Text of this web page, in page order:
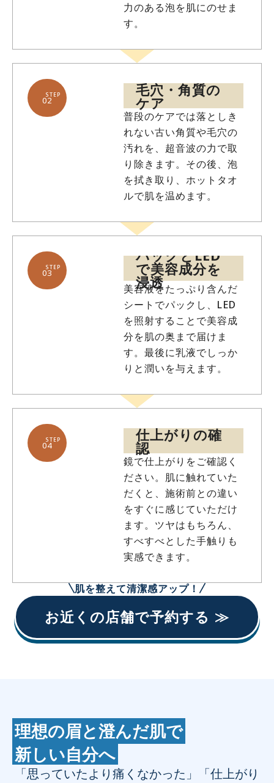
力のある泡を肌にのせま
す。
毛穴・角質の
ケア
普段のケアでは落としき
れない古い角質や毛穴の
汚れを、超音波の力で取
り除きます。その後、泡
を拭き取り、ホットタオ
ルで肌を温めます。
STEP
02
パックとLED
で美容成分を
浸透
美容液をたっぷり含んだ
シートでパックし、LED
を照射することで美容成
分を肌の奥まで届けま
す。最後に乳液でしっか
りと潤いを与えます。
STEP
03
仕上がりの確
認
鏡で仕上がりをご確認く
ださい。肌に触れていた
だくと、施術前との違い
をすぐに感じていただけ
ます。ツヤはもちろん、
すべすべとした手触りも
実感できます。
STEP
04
肌を整えて清潔感アップ！
お近くの店舗で予約する ≫
理想の眉と澄んだ肌で
新しい自分へ
「思っていたより痛くなかった」「仕上がり